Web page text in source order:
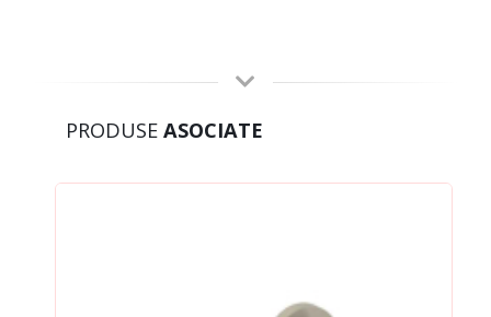
PRODUSE ASOCIATE